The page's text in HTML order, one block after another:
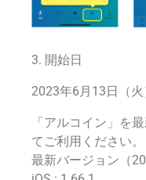
3. 開始日
2023年6月13日（火
「アルコイン」を
てご利用ください。
最新バージョン（